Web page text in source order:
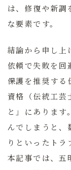
は、修復や新調
な要素です。
結論から申し上
依頼で失敗を回
保護を推奨する
資格（伝統工芸
と」 にあります
んでしまうと、
りといったトラ
本記事では、五